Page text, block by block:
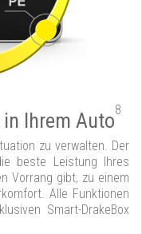
Ihrem Auto8
zu verwalten. Der
beste Leistung Ihres
Vorrang gibt, zu einem
Alle Funktionen
Smart-DrakeBox